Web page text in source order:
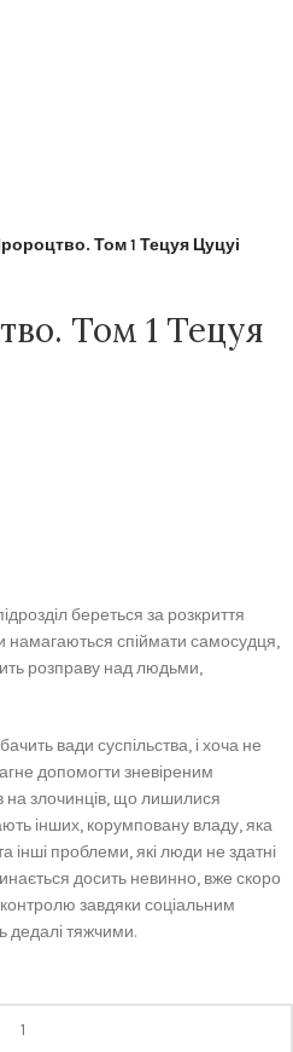
Том 1 Тецуя Цуцуі
Том 1 Тецуя
береться за розкриття
намагаються спіймати самосудця,
розправу над людьми,
вади суспільства, і хоча не
допомогти зневіреним
на злочинців, що лишилися
інших, корумповану владу, яка
інші проблеми, які люди не здатні
досить невинно, вже скоро
контролю завдяки соціальним
дедалі тяжчими.